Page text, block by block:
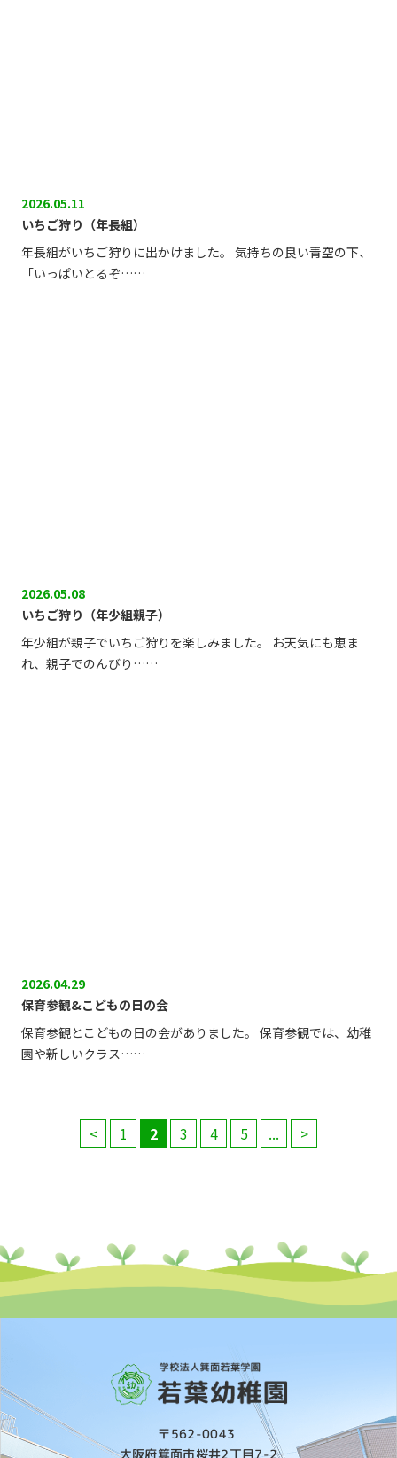
2026.05.11
いちご狩り（年長組）
年長組がいちご狩りに出かけました。 気持ちの良い青空の下、
「いっぱいとるぞ……
2026.05.08
いちご狩り（年少組親子）
年少組が親子でいちご狩りを楽しみました。 お天気にも恵ま
れ、親子でのんびり……
2026.04.29
保育参観&こどもの日の会
保育参観とこどもの日の会がありました。 保育参観では、幼稚
園や新しいクラス……
< 1 2 3 4 5 ... >
〒562-0043
大阪府箕面市桜井2丁目7-2